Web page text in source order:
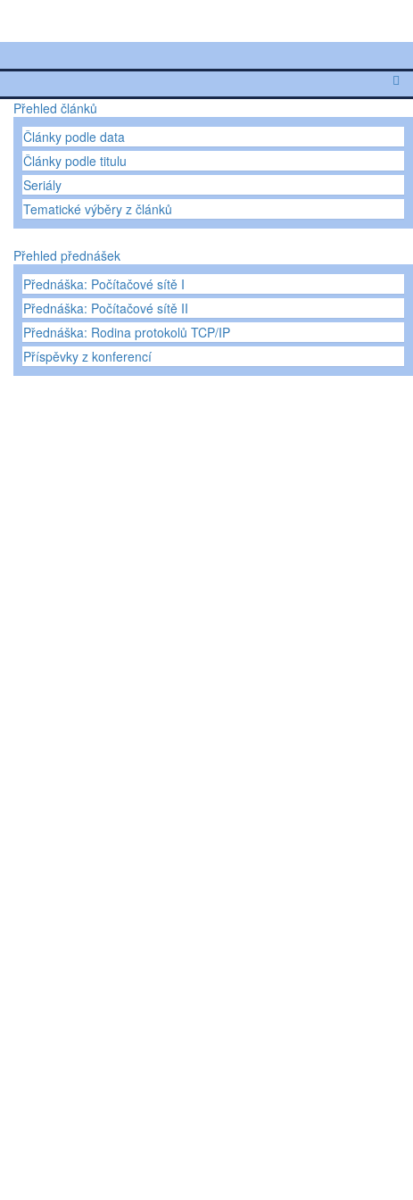
Přehled článků
Články podle data
Články podle titulu
Seriály
Tematické výběry z článků
Přehled přednášek
Přednáška: Počítačové sítě I
Přednáška: Počítačové sítě II
Přednáška: Rodina protokolů TCP/IP
Příspěvky z konferencí